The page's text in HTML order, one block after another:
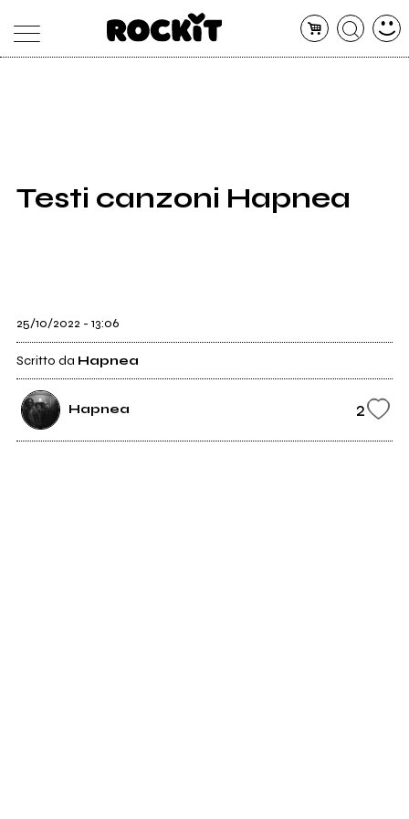
SHOP
Testi canzoni Hapnea
25/10/2022 - 13:06
Scritto da Hapnea
Hapnea 2